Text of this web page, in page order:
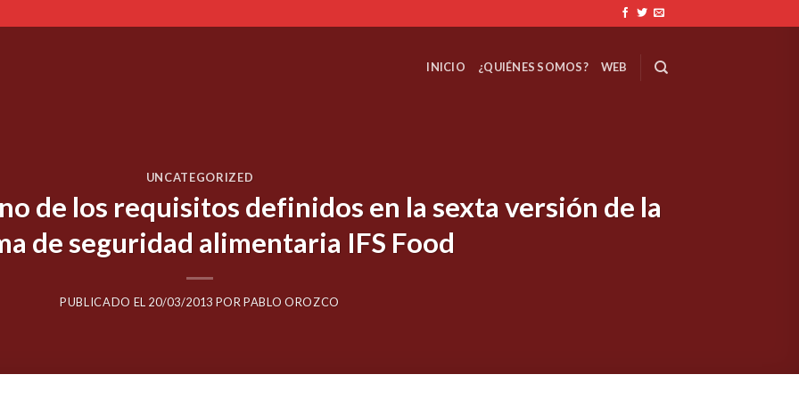
INICIO ¿QUIÉNES SOMOS? WEB
UNCATEGORIZED
de los requisitos definidos en la sexta versión de la
de seguridad alimentaria IFS Food
PUBLICADO EL 20/03/2013 PORPABLO OROZCO